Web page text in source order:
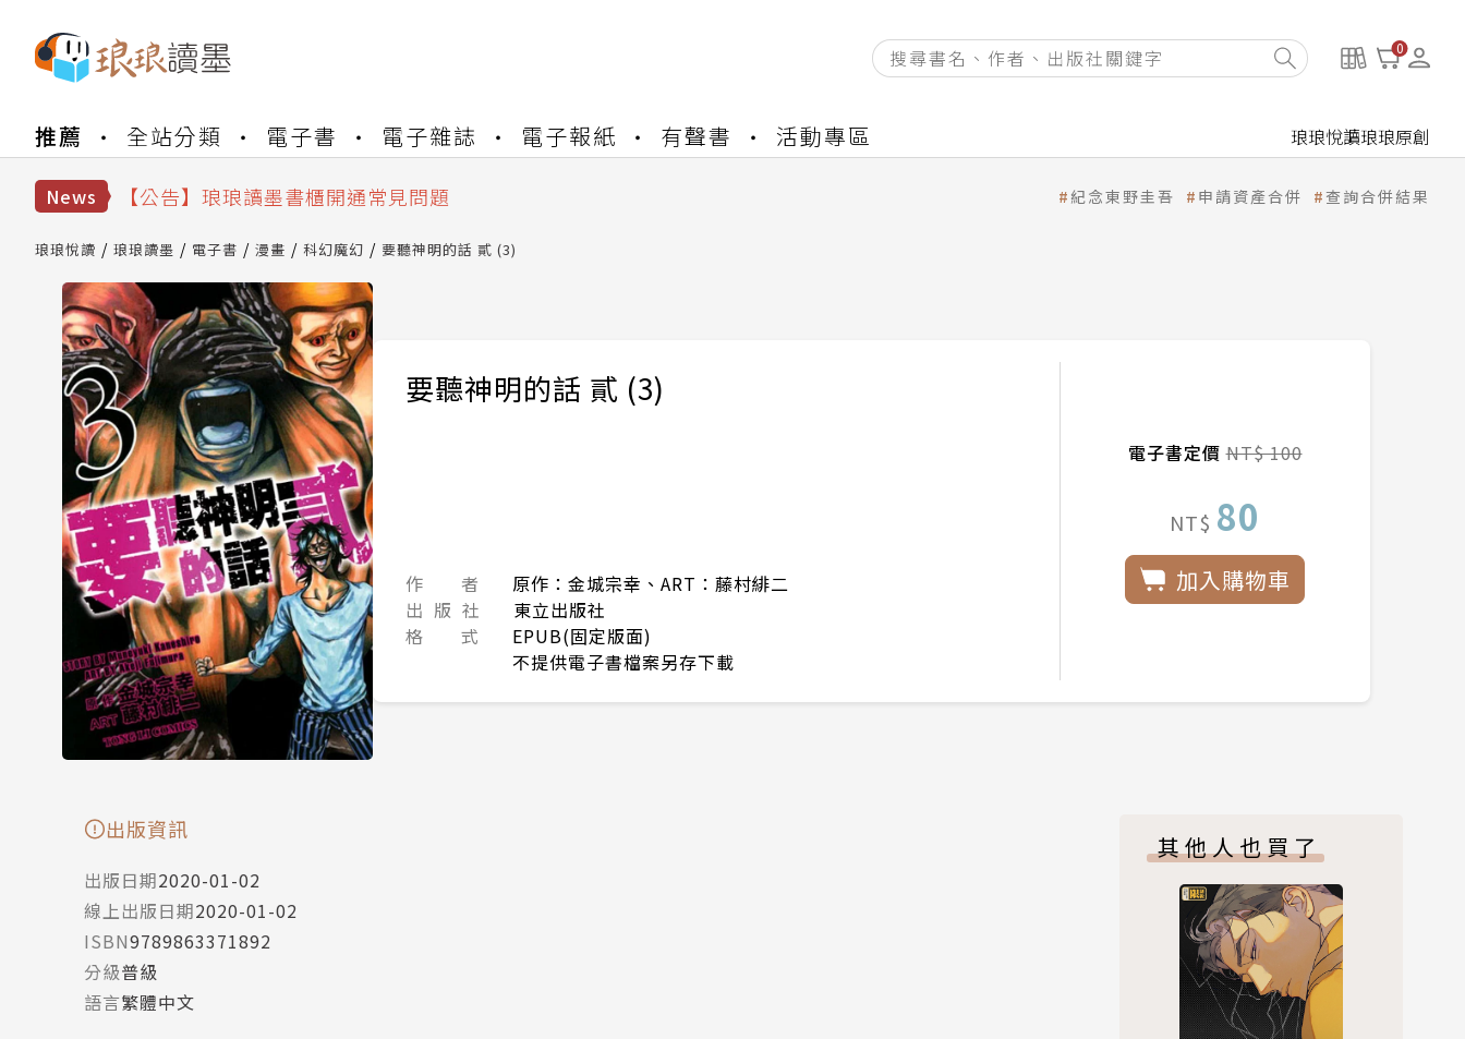
0
推薦 全站分類 電子書 電子雜誌 電子報紙 有聲書 活動專區 琅琅悅讀琅琅原創
News
【公告】琅琅讀墨數位閱讀資產合併與書櫃開通申請
【公告】琅琅讀墨 3 分鐘完成書櫃開通與資產合併申請圖文教學
【公告】琅琅讀墨數位閱讀資產合併與書櫃開通申請
紀念東野圭吾 申請資產合併 查詢合併結果
琅琅悅讀 琅琅讀墨 電子書 漫畫 科幻魔幻 要聽神明的話 貳 (3)
要聽神明的話 貳 (3)
作 者
原作：金城宗幸、ART：藤村緋二
出 版 社
東立出版社
格 式
EPUB(固定版面)
不提供電子書檔案另存下載
電子書定價NT$ 100
NT$ 80
加入購物車
出版資訊
出版日期2020-01-02
線上出版日期2020-01-02
ISBN9789863371892
分級普級
語言繁體中文
其他人也買了